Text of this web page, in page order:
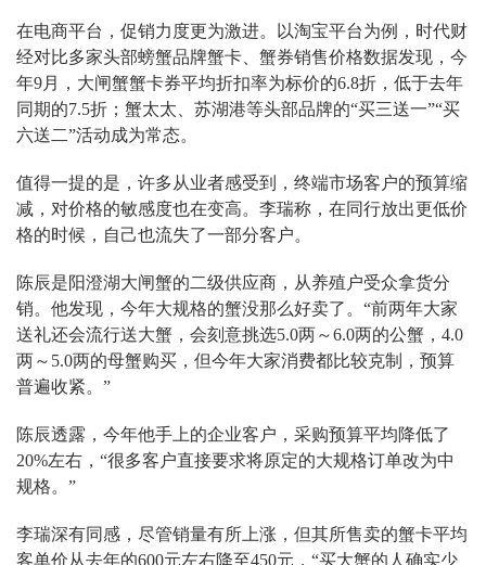
在电商平台，促销力度更为激进。以淘宝平台为例，时代财
经对比多家头部螃蟹品牌蟹卡、蟹券销售价格数据发现，今
年9月，大闸蟹蟹卡券平均折扣率为标价的6.8折，低于去年
同期的7.5折；蟹太太、苏湖港等头部品牌的“买三送一”“买
六送二”活动成为常态。
值得一提的是，许多从业者感受到，终端市场客户的预算缩
减，对价格的敏感度也在变高。李瑞称，在同行放出更低价
格的时候，自己也流失了一部分客户。
陈辰是阳澄湖大闸蟹的二级供应商，从养殖户受众拿货分
销。他发现，今年大规格的蟹没那么好卖了。“前两年大家
送礼还会流行送大蟹，会刻意挑选5.0两～6.0两的公蟹，4.0
两～5.0两的母蟹购买，但今年大家消费都比较克制，预算
普遍收紧。”
陈辰透露，今年他手上的企业客户，采购预算平均降低了
20%左右，“很多客户直接要求将原定的大规格订单改为中
规格。”
李瑞深有同感，尽管销量有所上涨，但其所售卖的蟹卡平均
客单价从去年的600元左右降至450元，“买大蟹的人确实少